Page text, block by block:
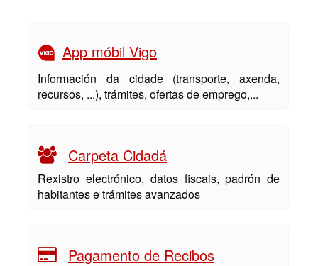
App móbil Vigo
Información da cidade (transporte, axenda,
recursos, ...), trámites, ofertas de emprego,...
Carpeta Cidadá
Rexistro electrónico, datos fiscais, padrón de
habitantes e trámites avanzados
Pagamento de Recibos